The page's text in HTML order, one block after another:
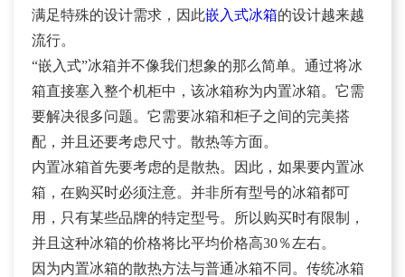
满足特殊的设计需求，因此嵌入式冰箱的设计越来越
流行。
“嵌入式”冰箱并不像我们想象的那么简单。通过将冰
箱直接塞入整个机柜中，该冰箱称为内置冰箱。它需
要解决很多问题。它需要冰箱和柜子之间的完美搭
配，并且还要考虑尺寸。散热等方面。
内置冰箱首先要考虑的是散热。因此，如果要内置冰
箱，在购买时必须注意。并非所有型号的冰箱都可
用，只有某些品牌的特定型号。所以购买时有限制，
并且这种冰箱的价格将比平均价格高30％左右。
因为内置冰箱的散热方法与普通冰箱不同。传统冰箱